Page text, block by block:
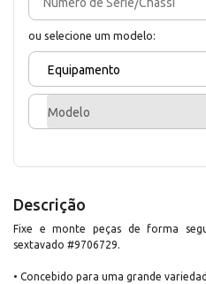
ou selecione um modelo:
Equipamento
Modelo
Descrição
Fixe e monte peças de forma
sextavado #9706729.
• Concebido para uma grande